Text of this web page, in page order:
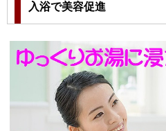
入浴で美容促進